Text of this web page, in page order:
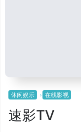
休闲娱乐 在线影视
速影TV